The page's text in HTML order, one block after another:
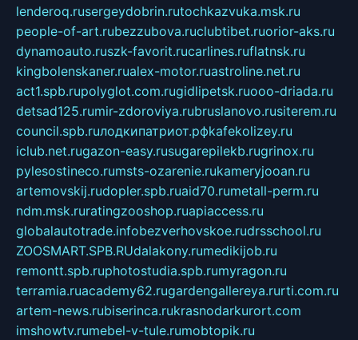
lenderoq.rusergeydobrin.rutochkazvuka.msk.ru
people-of-art.rubezzubova.ruclubtibet.ruorior-aks.ru
dynamoauto.ruszk-favorit.rucarlines.ruflatnsk.ru
kingbolenskaner.rualex-motor.ruastroline.net.ru
act1.spb.rupolyglot.com.rugidlipetsk.ruooo-driada.ru
detsad125.rumir-zdoroviya.rubruslanovo.rusiterem.ru
council.spb.ruлодкипатриот.рфkafekolizey.ru
iclub.net.rugazon-easy.rusugarepilekb.rugrinox.ru
pylesostineco.rumsts-ozarenie.rukameryjooan.ru
artemovskij.rudopler.spb.ruaid70.rumetall-perm.ru
ndm.msk.ruratingzooshop.ruapiaccess.ru
globalautotrade.infobezverhovskoe.rudrsschool.ru
ZOOSMART.SPB.RUdalakony.rumedikijob.ru
remontt.spb.ruphotostudia.spb.rumyragon.ru
terramia.ruacademy62.rugardengallereya.rurti.com.ru
artem-news.rubiserinca.rukrasnodarkurort.com
imshowtv.rumebel-v-tule.rumobtopik.ru